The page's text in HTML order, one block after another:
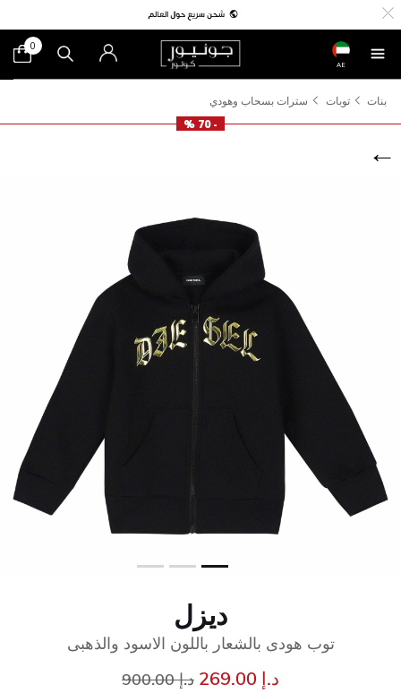
AE
0
بنات توبات
سترات بسحاب وهودي
- 70 %
ديزل
توب هودى بالشعار باللون الاسود والذهبى
د.إ 269.00 سعر مخفض مند.إ 900.00
إلى